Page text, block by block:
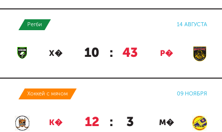
Регби 14 АВГУСТА
Х� 10 : 43 Р�
Хоккей с мячом 09 НОЯБРЯ
К� 12 : 3 М�